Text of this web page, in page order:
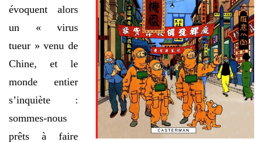
évoquent alors
un « virus
tueur » venu de
Chine, et le
monde entier
s’inquiète :
sommes-nous
prêts à faire